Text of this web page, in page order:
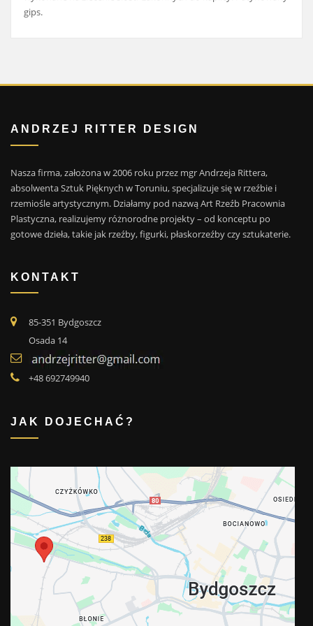
gips.
ANDRZEJ RITTER DESIGN
Nasza firma, założona w 2006 roku przez mgr Andrzeja Rittera,
absolwenta Sztuk Pięknych w Toruniu, specjalizuje się w rzeźbie i
rzemiośle artystycznym. Działamy pod nazwą Art Rzeźb Pracownia
Plastyczna, realizujemy różnorodne projekty – od konceptu po
gotowe dzieła, takie jak rzeźby, figurki, płaskorzeźby czy sztukaterie.
KONTAKT
85-351 Bydgoszcz
Osada 14
+48 692749940
JAK DOJECHAĆ?